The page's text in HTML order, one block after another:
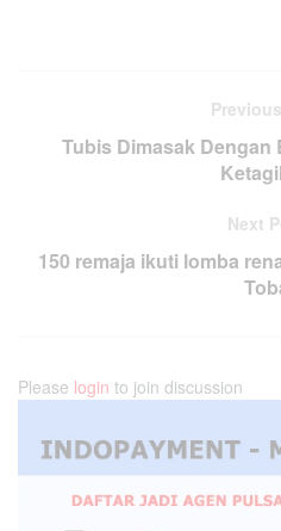
Tubis Dimasak
Next
150 remaja ikuti lomba
Please login to join discussion